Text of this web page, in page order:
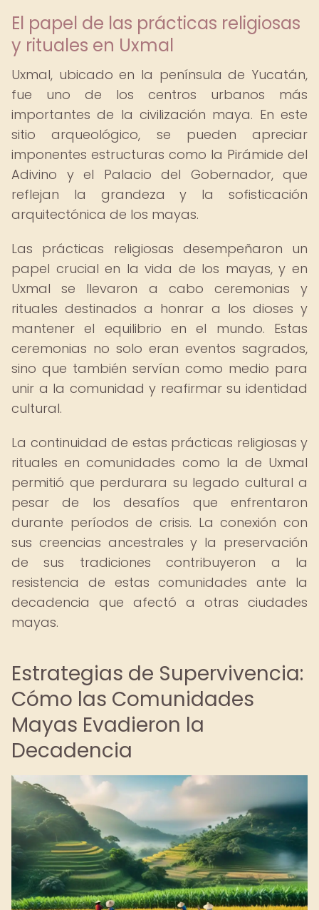
El papel de las prácticas religiosas
y rituales en Uxmal
Uxmal, ubicado en la península de Yucatán,
fue uno de los centros urbanos más
importantes de la civilización maya. En este
sitio arqueológico, se pueden apreciar
imponentes estructuras como la Pirámide del
Adivino y el Palacio del Gobernador, que
reflejan la grandeza y la sofisticación
arquitectónica de los mayas.
Las prácticas religiosas desempeñaron un
papel crucial en la vida de los mayas, y en
Uxmal se llevaron a cabo ceremonias y
rituales destinados a honrar a los dioses y
mantener el equilibrio en el mundo. Estas
ceremonias no solo eran eventos sagrados,
sino que también servían como medio para
unir a la comunidad y reafirmar su identidad
cultural.
La continuidad de estas prácticas religiosas y
rituales en comunidades como la de Uxmal
permitió que perdurara su legado cultural a
pesar de los desafíos que enfrentaron
durante períodos de crisis. La conexión con
sus creencias ancestrales y la preservación
de sus tradiciones contribuyeron a la
resistencia de estas comunidades ante la
decadencia que afectó a otras ciudades
mayas.
Estrategias de Supervivencia:
Cómo las Comunidades
Mayas Evadieron la
Decadencia